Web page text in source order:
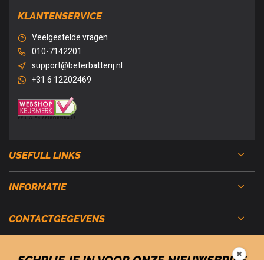
KLANTENSERVICE
Veelgestelde vragen
010-7142201
support@beterbatterij.nl
+31 6 12202469
USEFULL LINKS
INFORMATIE
CONTACTGEGEVENS
✖